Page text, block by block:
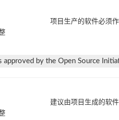
项目生产的软件必须
approved by the Open Source
建议由项目生成的软